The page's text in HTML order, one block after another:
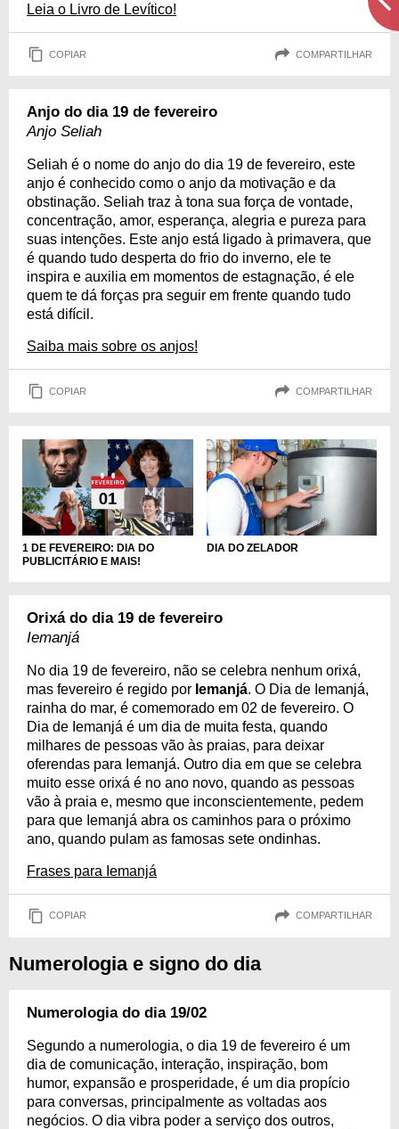
Leia o Livro de Levítico!
COPIAR COMPARTILHAR
Anjo do dia 19 de fevereiro
Anjo Seliah
Seliah é o nome do anjo do dia 19 de fevereiro, este
anjo é conhecido como o anjo da motivação e da
obstinação. Seliah traz à tona sua força de vontade,
concentração, amor, esperança, alegria e pureza para
suas intenções. Este anjo está ligado à primavera, que
é quando tudo desperta do frio do inverno, ele te
inspira e auxilia em momentos de estagnação, é ele
quem te dá forças pra seguir em frente quando tudo
está difícil.
Saiba mais sobre os anjos!
COPIAR COMPARTILHAR
1 DE FEVEREIRO: DIA DO
PUBLICITÁRIO E MAIS!
DIA DO ZELADOR
Orixá do dia 19 de fevereiro
Iemanjá
No dia 19 de fevereiro, não se celebra nenhum orixá,
mas fevereiro é regido por Iemanjá. O Dia de Iemanjá,
rainha do mar, é comemorado em 02 de fevereiro. O
Dia de Iemanjá é um dia de muita festa, quando
milhares de pessoas vão às praias, para deixar
oferendas para Iemanjá. Outro dia em que se celebra
muito esse orixá é no ano novo, quando as pessoas
vão à praia e, mesmo que inconscientemente, pedem
para que Iemanjá abra os caminhos para o próximo
ano, quando pulam as famosas sete ondinhas.
Frases para Iemanjá
COPIAR COMPARTILHAR
Numerologia e signo do dia
Numerologia do dia 19/02
Segundo a numerologia, o dia 19 de fevereiro é um
dia de comunicação, interação, inspiração, bom
humor, expansão e prosperidade, é um dia propício
para conversas, principalmente as voltadas aos
negócios. O dia vibra poder a serviço dos outros,